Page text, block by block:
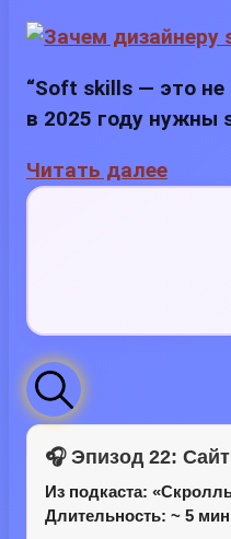
“Soft skills — это не
в 2025 году нужны
Читать далее
🎧 Эпизод 22:
Из подкаста:
Длительность: ~ 5